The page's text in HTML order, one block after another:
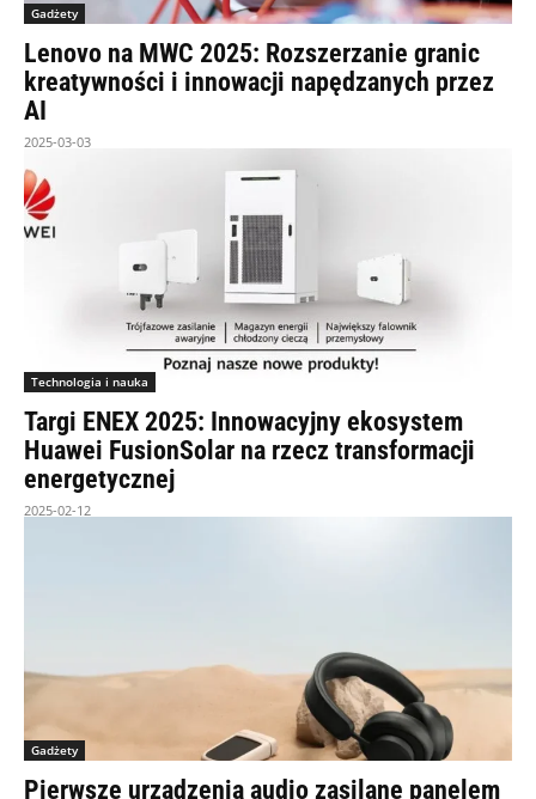
Gadżety
Lenovo na MWC 2025: Rozszerzanie granic
kreatywności i innowacji napędzanych przez
AI
2025-03-03
Technologia i nauka
Targi ENEX 2025: Innowacyjny ekosystem
Huawei FusionSolar na rzecz transformacji
energetycznej
2025-02-12
Gadżety
Pierwsze urządzenia audio zasilane panelem